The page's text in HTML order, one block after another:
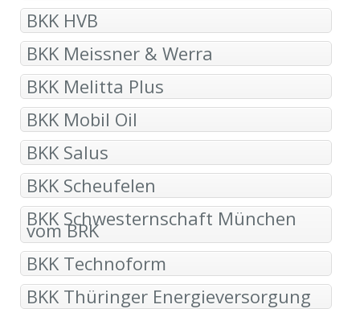
BKK HVB
BKK Meissner & Werra
BKK Melitta Plus
BKK Mobil Oil
BKK Salus
BKK Scheufelen
BKK Schwesternschaft München
vom BRK
BKK Technoform
BKK Thüringer Energieversorgung